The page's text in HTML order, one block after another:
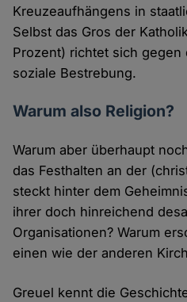
Kreuzeaufhängens in
Selbst das Gros der
Prozent) richtet sich
soziale Bestrebung.
Warum also Religion?
Warum aber überhaupt
das Festhalten an der
steckt hinter dem
ihrer doch hinreichend
Organisationen? Warum
einen wie der anderen
Greuel kennt die